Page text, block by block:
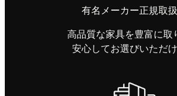
有名メーカー正規取
高品質な家具を豊富に取
安心してお選びいただ